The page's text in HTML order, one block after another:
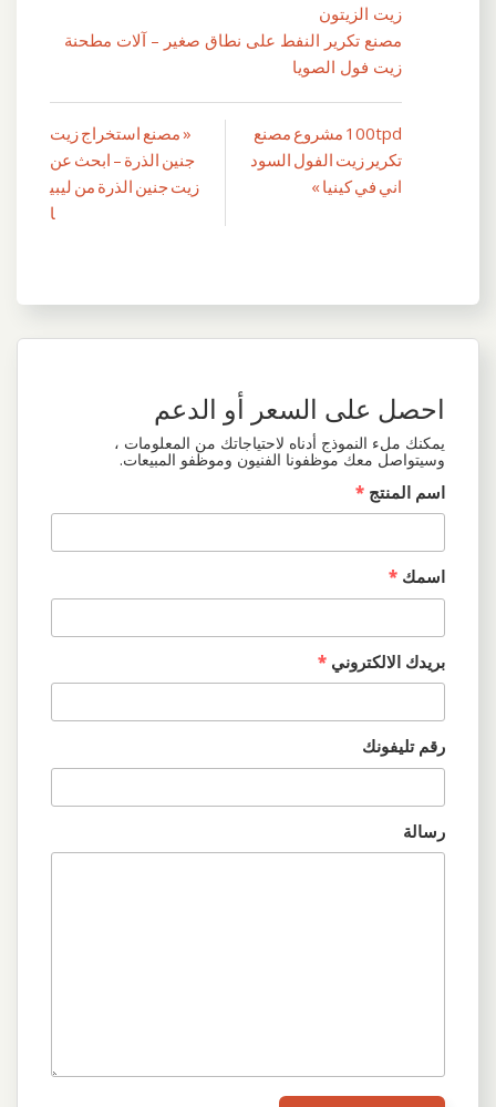
زيت الزيتون
مصنع تكرير النفط على نطاق صغير – آلات مطحنة
زيت فول الصويا
تصفّح
المقالات
« مصنع استخراج زيت
جنين الذرة – ابحث عن
زيت جنين الذرة من ليبي
ا
100tpd مشروع مصنع
تكرير زيت الفول السود
اني في كينيا »
احصل على السعر أو الدعم
يمكنك ملء النموذج أدناه لاحتياجاتك من المعلومات ،
وسيتواصل معك موظفونا الفنيون وموظفو المبيعات.
اسم المنتج *
اسمك *
بريدك الالكتروني *
رقم تليفونك
رسالة